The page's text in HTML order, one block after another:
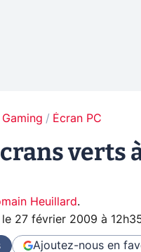
Gaming Écran PC
verts
Heuillard.
le 27 février 2009 à
Ajoutez-nous en